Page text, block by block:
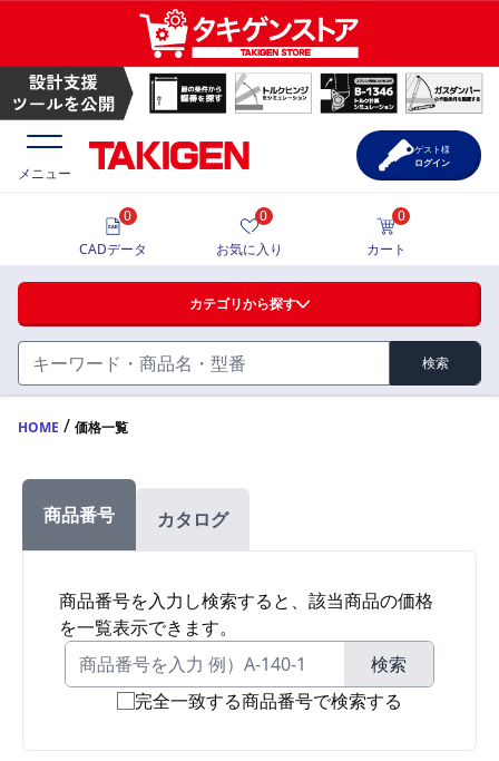
ハンドル・取手・つまみ・周辺機器
FA・A
FB・B
ファスナー・ラッチ錠・キャッチ・錠前装置・周
辺機器
電気錠・インターロック
L・LE
S
価格一覧
製品カタログ
サポート・お問合せ
メニュー
カテゴリから探す
検索
0
CADデータ
0
お気に入り
0
カート
ゲスト様
ログイン
HOME / 価格一覧
商品番号 カタログ
商品番号を入力し検索すると、該当商品の価格
を一覧表示できます。
検索
完全一致する商品番号で検索する